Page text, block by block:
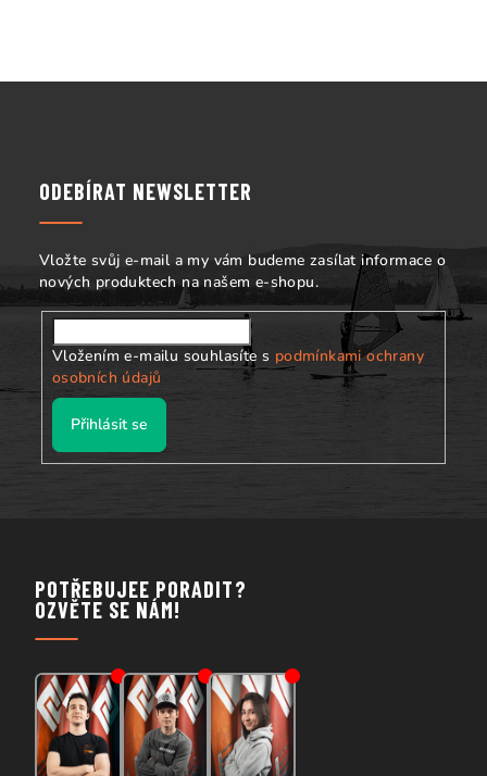
ODEBÍRAT NEWSLETTER
Vložte svůj e-mail a my vám budeme zasílat informace o
nových produktech na našem e-shopu.
Vložením e-mailu souhlasíte s podmínkami ochrany
osobních údajů
Přihlásit se
POTŘEBUJEE PORADIT?
OZVĚTE SE NÁM!